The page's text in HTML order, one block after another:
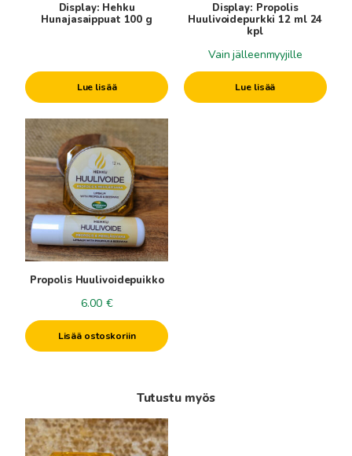
Display: Hehku
Hunajasaippuat 100 g
Lue lisää
Display: Propolis
Huulivoidepurkki 12 ml 24
kpl
Vain jälleenmyyjille
Lue lisää
Propolis Huulivoidepuikko
6.00 €
Lisää ostoskoriin
Tutustu myös